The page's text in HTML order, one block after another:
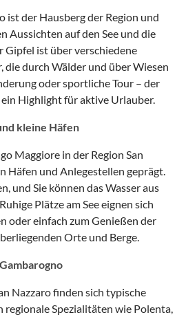
ist der Hausberg der Region und
Aussichten auf den See und die
Gipfel ist über verschiedene
die durch Wälder und über Wiesen
oder sportliche Tour – der
Highlight für aktive Urlauber.
kleine Häfen
Maggiore in der Region San
Häfen und Anlegestellen geprägt.
und Sie können das Wasser aus
Plätze am See eignen sich
oder einfach zum Genießen der
Orte und Berge.
Nazzaro finden sich typische
regionale Spezialitäten wie Polenta,